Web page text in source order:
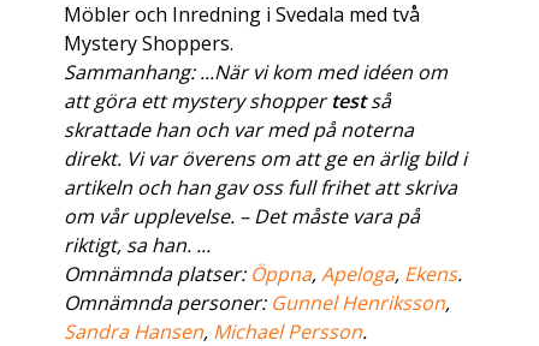
Möbler och Inredning i Svedala med två
Mystery Shoppers.
Sammanhang: ...När vi kom med idéen om
att göra ett mystery shoppertestså
skrattade han och var med på noterna
direkt. Vi var överens om att ge en ärlig bild i
artikeln och han gav oss full frihet att skriva
om vår upplevelse. – Det måste vara på
riktigt, sa han. ...
Omnämnda platser: Öppna,Apeloga, Ekens.
Omnämnda personer: Gunnel Henriksson,
Sandra Hansen, Michael Persson.